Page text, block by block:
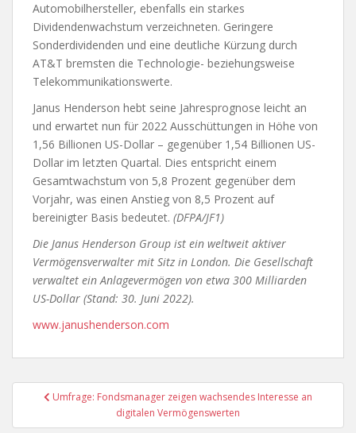
Automobilhersteller, ebenfalls ein starkes
Dividendenwachstum verzeichneten. Geringere
Sonderdividenden und eine deutliche Kürzung durch
AT&T bremsten die Technologie- beziehungsweise
Telekommunikationswerte.
Janus Henderson hebt seine Jahresprognose leicht an
und erwartet nun für 2022 Ausschüttungen in Höhe von
1,56 Billionen US-Dollar – gegenüber 1,54 Billionen US-
Dollar im letzten Quartal. Dies entspricht einem
Gesamtwachstum von 5,8 Prozent gegenüber dem
Vorjahr, was einen Anstieg von 8,5 Prozent auf
bereinigter Basis bedeutet. (DFPA/JF1)
Die Janus Henderson Group ist ein weltweit aktiver
Vermögensverwalter mit Sitz in London. Die Gesellschaft
verwaltet ein Anlagevermögen von etwa 300 Milliarden
US-Dollar (Stand: 30. Juni 2022).
www.janushenderson.com
Beitragsnavigation
Umfrage: Fondsmanager zeigen wachsendes Interesse an
digitalen Vermögenswerten